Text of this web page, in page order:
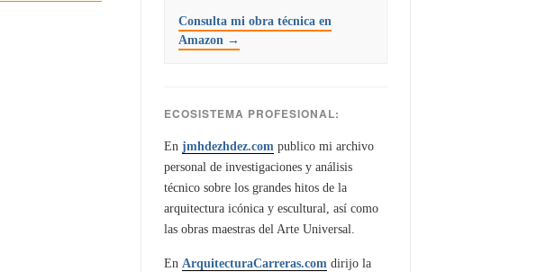
Consulta mi obra técnica en
Amazon →
ECOSISTEMA PROFESIONAL:
En jmhdezhdez.com publico mi archivo
personal de investigaciones y análisis
técnico sobre los grandes hitos de la
arquitectura icónica y escultural, así como
las obras maestras del Arte Universal.
En ArquitecturaCarreras.com dirijo la